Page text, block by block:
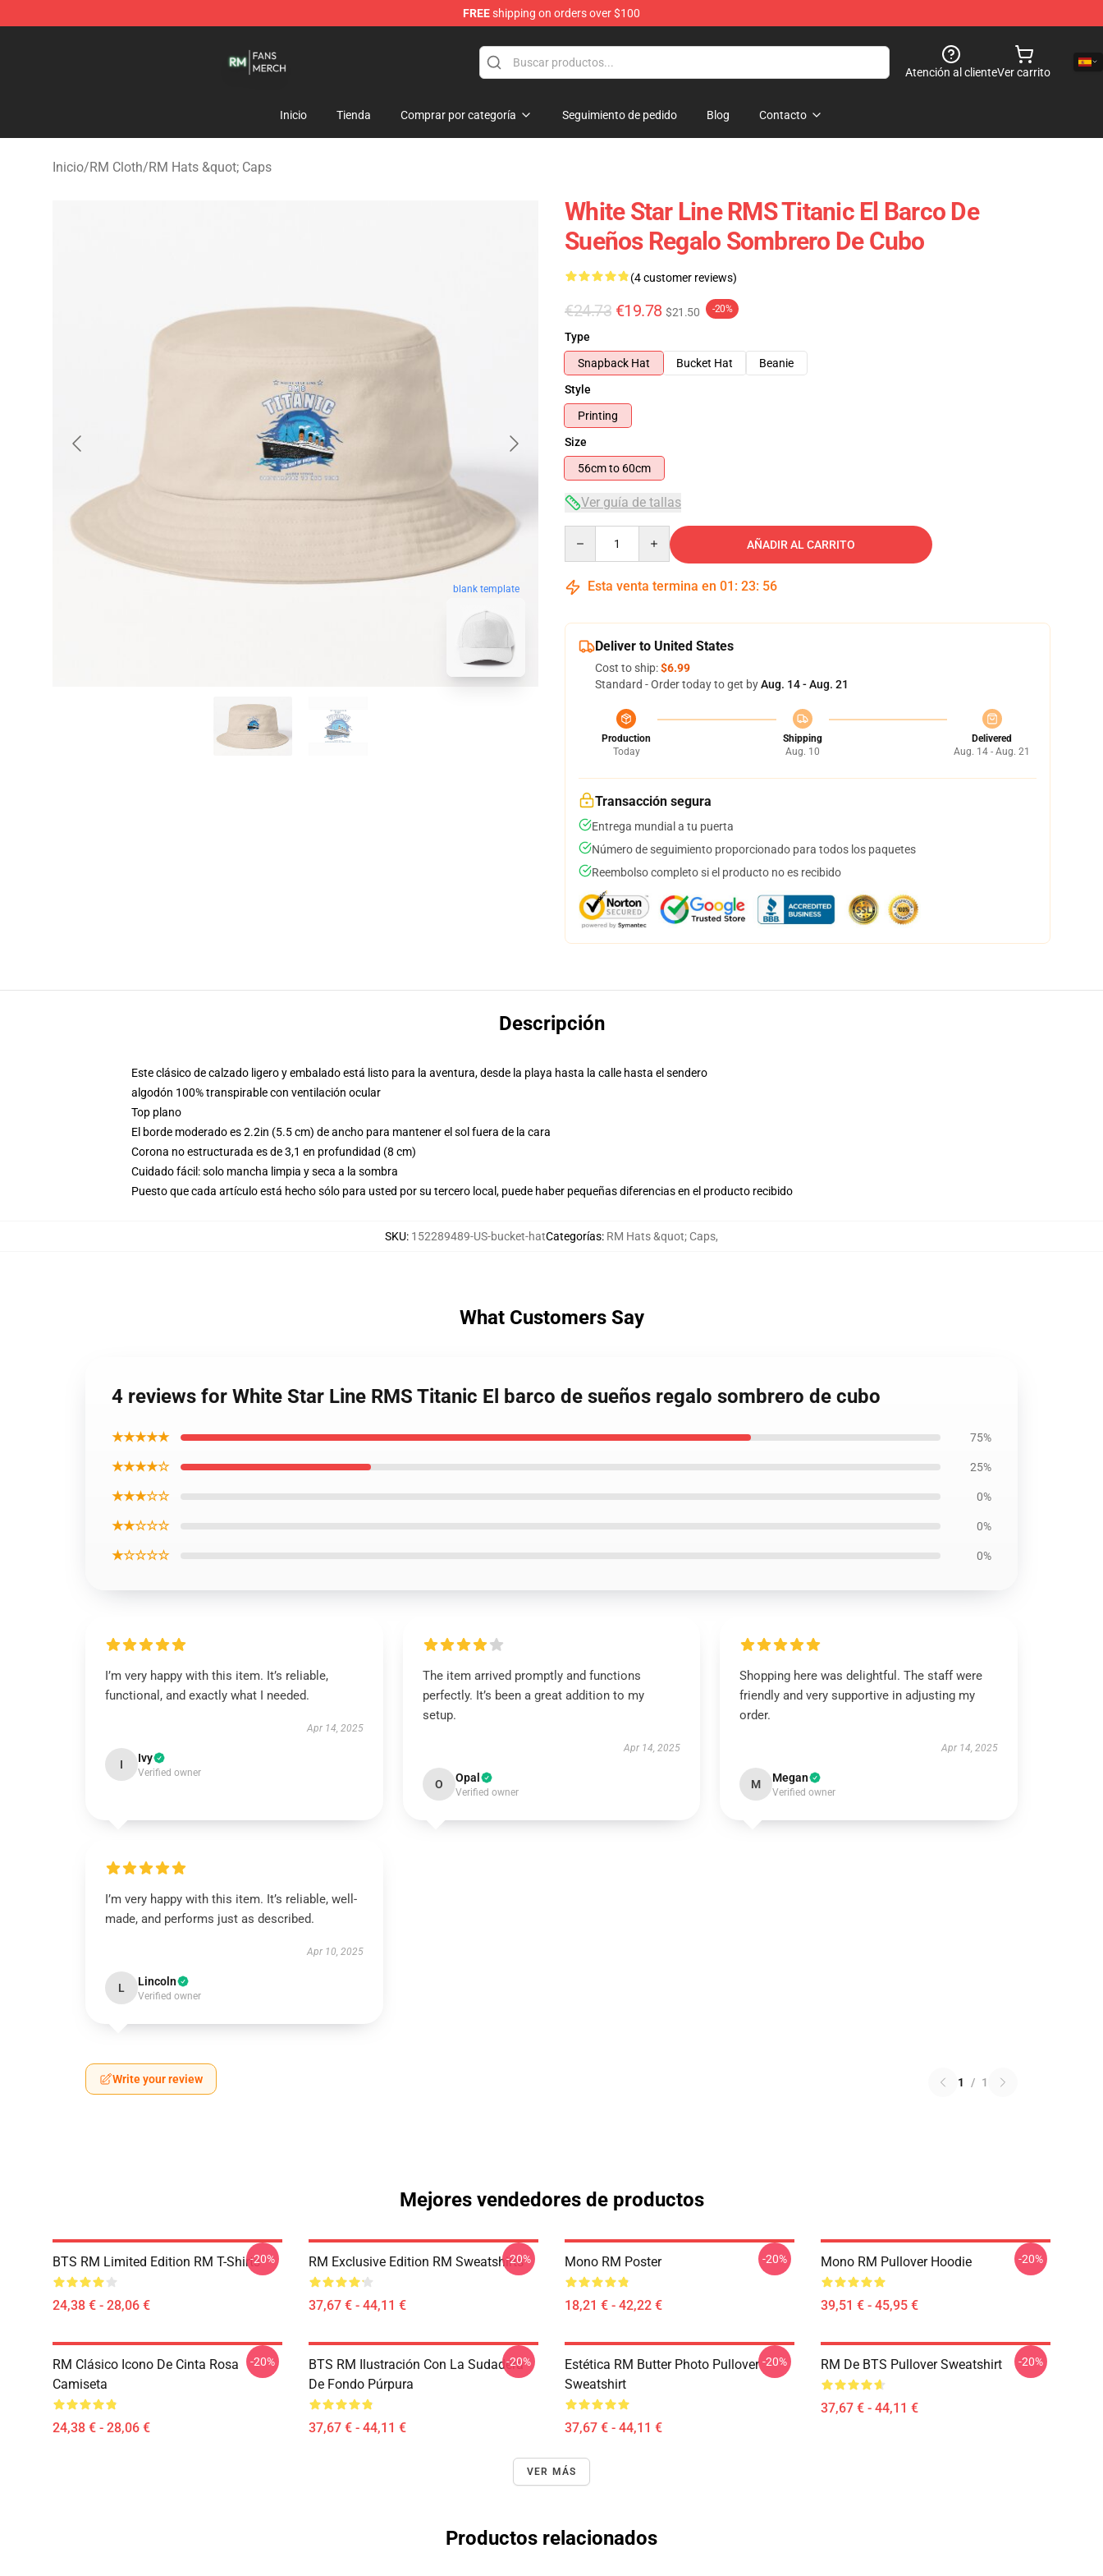
FREEshipping on orders over $100
Atención al clienteVer carrito
Inicio Tienda Comprar por categoría Seguimiento de pedido Blog Contacto
Inicio/RM Cloth/RM Hats &quot; Caps
blank template
White Star Line RMS Titanic El Barco De
Sueños Regalo Sombrero De Cubo
(4 customer reviews)
€24.73 €19.78 $21.50 -20%
Type
Snapback Hat
Bucket Hat
Beanie
Style
Printing
Size
56cm to 60cm
Ver guía de tallas
AÑADIR AL CARRITO
Esta venta termina en 01 : 23: 55
Deliver to United States
Cost to ship:$6.99
Standard - Order today to get byAug. 14 - Aug. 21
Production
Today
Shipping
Aug. 10
Delivered
Aug. 14 - Aug. 21
Transacción segura
Entrega mundial a tu puerta
Número de seguimiento proporcionado para todos los paquetes
Reembolso completo si el producto no es recibido
Descripción
Este clásico de calzado ligero y embalado está listo para la aventura, desde la playa hasta la calle hasta el sendero
algodón 100% transpirable con ventilación ocular
Top plano
El borde moderado es 2.2in (5.5 cm) de ancho para mantener el sol fuera de la cara
Corona no estructurada es de 3,1 en profundidad (8 cm)
Cuidado fácil: solo mancha limpia y seca a la sombra
Puesto que cada artículo está hecho sólo para usted por su tercero local, puede haber pequeñas diferencias en el producto recibido
SKU: 152289489-US-bucket-hatCategorías: RM Hats &quot; Caps,
What Customers Say
4 reviews for White Star Line RMS Titanic El barco de sueños regalo sombrero de cubo
★★★★★ 75%
★★★★☆ 25%
★★★☆☆ 0%
★★☆☆☆ 0%
★☆☆☆☆ 0%
I’m very happy with this item. It’s reliable,
functional, and exactly what I needed.
Apr 14, 2025
I Ivy
Verified owner
The item arrived promptly and functions
perfectly. It’s been a great addition to my
setup.
Apr 14, 2025
O Opal
Verified owner
Shopping here was delightful. The staff were
friendly and very supportive in adjusting my
order.
Apr 14, 2025
M Megan
Verified owner
I’m very happy with this item. It’s reliable, well-
made, and performs just as described.
Apr 10, 2025
L Lincoln
Verified owner
Write your review 1 / 1
Mejores vendedores de productos
BTS RM Limited Edition RM T-Shirts
24,38 € - 28,06 €
-20% RM Exclusive Edition RM Sweatshirts
37,67 € - 44,11 €
-20% Mono RM Poster
18,21 € - 42,22 €
-20% Mono RM Pullover Hoodie
39,51 € - 45,95 €
-20%
RM Clásico Icono De Cinta Rosa
Camiseta
24,38 € - 28,06 €
-20%
BTS RM Ilustración Con La Sudadera
De Fondo Púrpura
37,67 € - 44,11 €
-20%
Estética RM Butter Photo Pullover
Sweatshirt
37,67 € - 44,11 €
-20% RM De BTS Pullover Sweatshirt
37,67 € - 44,11 €
-20%
VER MÁS
Productos relacionados